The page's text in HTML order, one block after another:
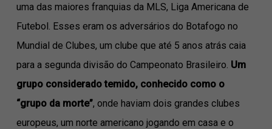
uma das maiores franquias da MLS, Liga Americana de
Futebol. Esses eram os adversários do Botafogo no
Mundial de Clubes, um clube que até 5 anos atrás caia
para a segunda divisão do Campeonato Brasileiro. Um
grupo considerado temido, conhecido como o
“grupo da morte”, onde haviam dois grandes clubes
europeus, um norte americano jogando em casa e o